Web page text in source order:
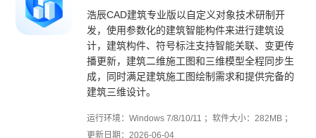
浩辰CAD建筑专业版以自定义对象技术研制开
发，使用参数化的建筑智能构件来进行建筑设
计，建筑构件、符号标注支持智能关联、变更传
播更新，建筑二维施工图和三维模型全程同步生
成，同时满足建筑施工图绘制需求和提供完备的
建筑三维设计。
运行环境：Windows 7/8/10/11 ；软件大小：282MB ；
更新日期：2026-06-04